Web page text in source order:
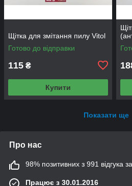
Щітка для змітання пилу Vitol
Готово до відправки
115 ₴
Купити
Показати ще
Про нас
98% позитивних з 991 відгука
Працює з 30.01.2016